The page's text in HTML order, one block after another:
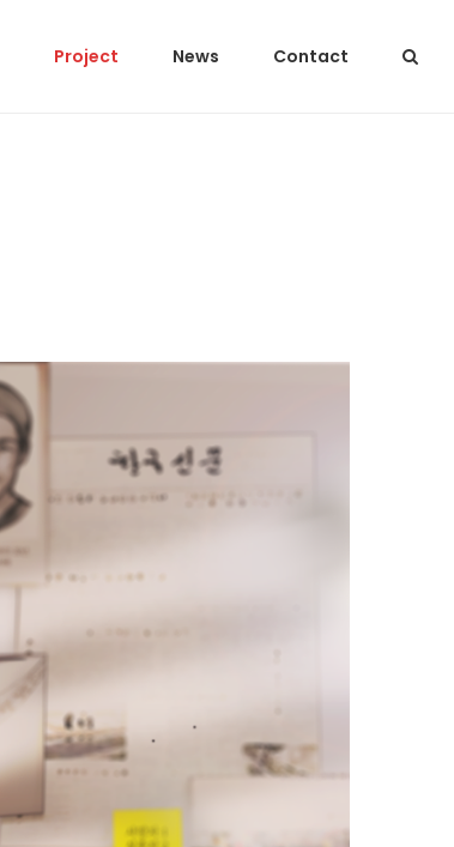
Project News Contact